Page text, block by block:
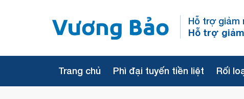
Hỗ trợ giảm
Hỗ trợ
Trang chủ Phì đại tuyến tiền liệt Rối